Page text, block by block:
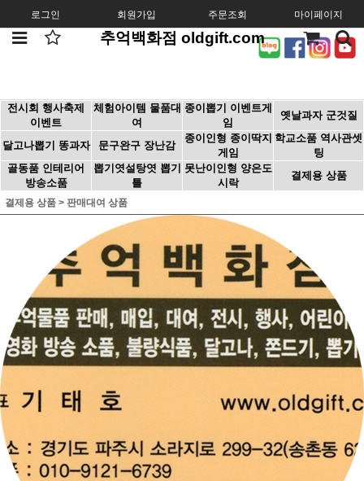
로그인 회원가입 주문조회 마이페이지
추억백화점 oldgift.com
전시회 행사축제
이벤트
체험아이템 물품대
여
종이뽑기 이벤트게
임
옛날과자 군것질
달고나뽑기 똥과자 문구완구 장난감
종이인형 종이딱지
게임
학교소품 역사관셋
팅
골동품 인테리어
방송소품
뽑기엿설탕엿 뽑기
틀
못난이인형 양은도
시락
결제용 상품
결제용 상품 > 판매대여 상품